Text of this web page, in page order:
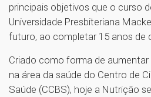
principais objetivos que o curso
Universidade Presbiteriana
futuro, ao completar 15 anos de
Criado como forma de
na área da saúde do Centro de
Saúde (CCBS), hoje a Nutrição